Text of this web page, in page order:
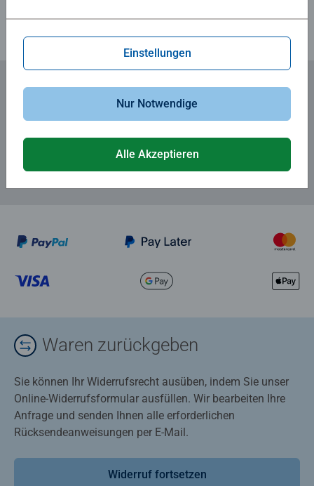
Zum Newsletter anmelden
Waren zurückgeben
Sie können Ihr Widerrufsrecht ausüben, indem Sie unser
Online-Widerrufsformular ausfüllen. Wir bearbeiten Ihre
Anfrage und senden Ihnen alle erforderlichen
Rücksendeanweisungen per E-Mail.
Widerruf fortsetzen
Einstellungen
Nur Notwendige
Alle Akzeptieren